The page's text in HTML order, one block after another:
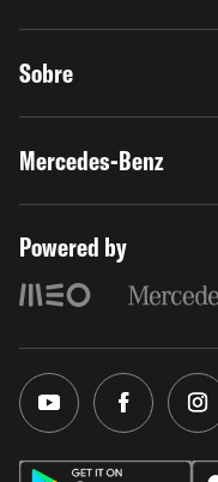
Sobre
Mercedes-Benz
Powered by